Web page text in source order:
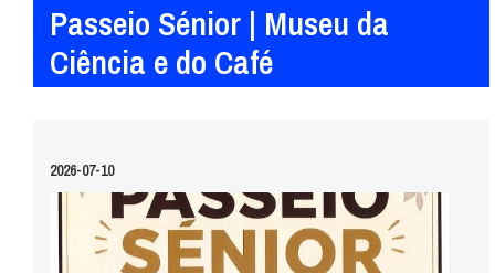
Passeio Sénior | Museu da
Ciência e do Café
2026-07-10